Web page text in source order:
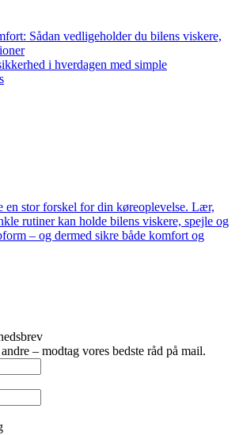
Sådan vedligeholder du bilens viskere,
i hverdagen med simple
en stor forskel for din køreoplevelse. Lær,
rutiner kan holde bilens viskere, spejle og
– og dermed sikre både komfort og
– modtag vores bedste råd på mail.